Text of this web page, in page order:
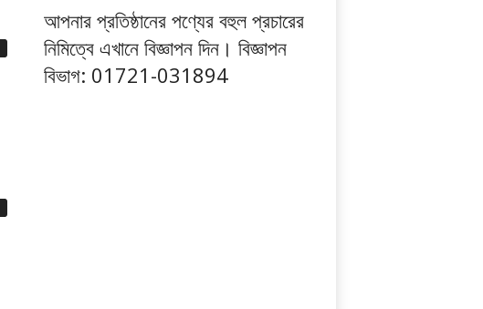
আপনার প্রতিষ্ঠানের পণ্যের বহুল প্রচারের
নিমিত্বে এখানে বিজ্ঞাপন দিন। বিজ্ঞাপন
বিভাগ: 01721-031894